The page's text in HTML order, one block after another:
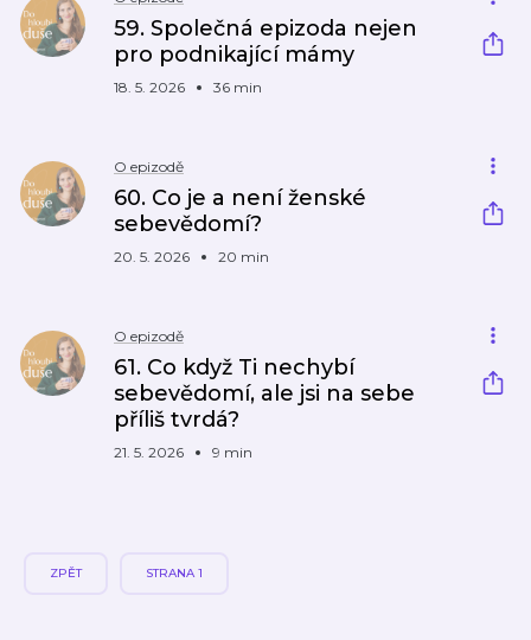
59. Společná epizoda nejen
pro podnikající mámy
18. 5. 2026 36 min
O epizodě
60. Co je a není ženské
sebevědomí?
20. 5. 2026 20 min
O epizodě
61. Co když Ti nechybí
sebevědomí, ale jsi na sebe
příliš tvrdá?
21. 5. 2026 9 min
ZPĚT STRANA 1